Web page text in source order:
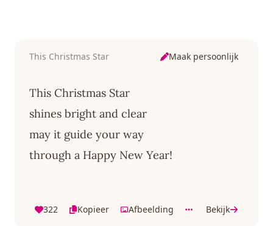
This Christmas Star Maak persoonlijk
This Christmas Star
shines bright and clear
may it guide your way
through a Happy New Year!
322 Kopieer Afbeelding Bekijk